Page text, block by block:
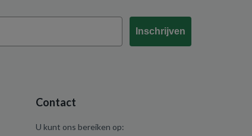
Inschrijven
Contact
U kunt ons bereiken op: